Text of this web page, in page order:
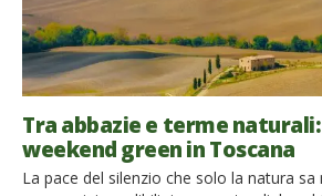
Tra abbazie e terme
weekend green in Toscana
La pace del silenzio che solo la natura sa